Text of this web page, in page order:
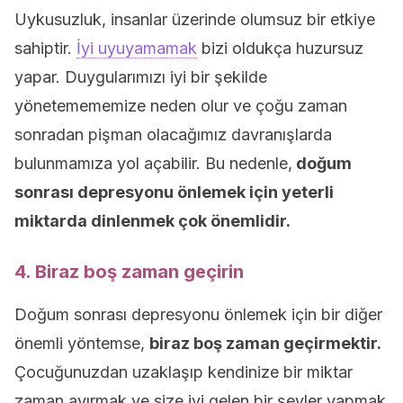
Uykusuzluk, insanlar üzerinde olumsuz bir etkiye
sahiptir. İyi uyuyamamak bizi oldukça huzursuz
yapar. Duygularımızı iyi bir şekilde
yönetemememize neden olur ve çoğu zaman
sonradan pişman olacağımız davranışlarda
bulunmamıza yol açabilir. Bu nedenle, doğum
sonrası depresyonu önlemek için yeterli
miktarda dinlenmek çok önemlidir.
4. Biraz boş zaman geçirin
Doğum sonrası depresyonu önlemek için bir diğer
önemli yöntemse, biraz boş zaman geçirmektir.
Çocuğunuzdan uzaklaşıp kendinize bir miktar